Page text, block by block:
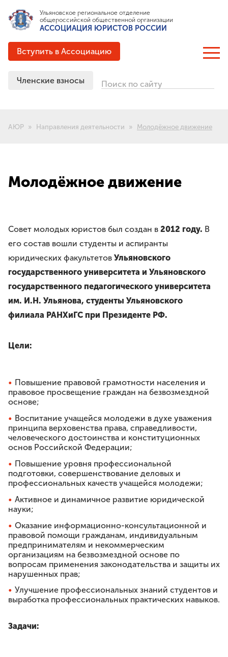
Ульяновское региональное отделение
общероссийской общественной организации
АССОЦИАЦИЯ ЮРИСТОВ РОССИИ
Вступить в Ассоциацию
Цели и задачи
Выигранные гранты
История создания
Требования
Права и обязанности
Порядок вступления
Вступить в Ассоциацию
Членские взносы
НАПРАВЛЕНИЯ ДЕЯТЕЛЬНОСТИ
Правовое просвещение
Молодёжное движение
МЕРОПРИЯТИЯ
ЮрВолга
Юрист года
Юридический диктант
Премия им. И.И.Дмитриева
Моя законотворческая инициатива
ПРЕСС-СЛУЖБА
Лента новостей
Буклеты
Видео
Контакты
8 8422 41-48-22
Членские взносы Поиск по сайту
АЮР Направления деятельности Молодёжное движение
Молодёжное движение
Совет молодых юристов был создан в 2012 году. В
его состав вошли студенты и аспиранты
юридических факультетов Ульяновского
государственного университета и Ульяновского
государственного педагогического университета
им. И.Н. Ульянова, студенты Ульяновского
филиала РАНХиГС при Президенте РФ.
Цели:
Повышение правовой грамотности населения и
правовое просвещение граждан на безвозмездной
основе;
Воспитание учащейся молодежи в духе уважения
принципа верховенства права, справедливости,
человеческого достоинства и конституционных
основ Российской Федерации;
Повышение уровня профессиональной
подготовки, совершенствование деловых и
профессиональных качеств учащейся молодежи;
Активное и динамичное развитие юридической
науки;
Оказание информационно-консультационной и
правовой помощи гражданам, индивидуальным
предпринимателям и некоммерческим
организациям на безвозмездной основе по
вопросам применения законодательства и защиты их
нарушенных прав;
Улучшение профессиональных знаний студентов и
выработка профессиональных практических навыков.
Задачи: